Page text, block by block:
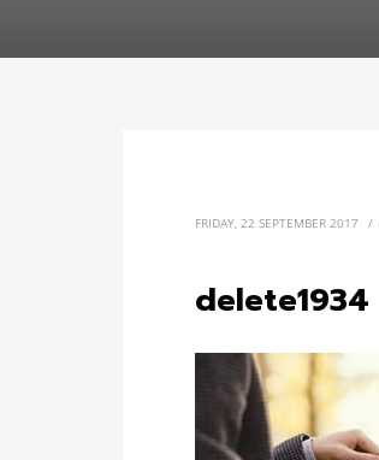
FRIDAY, 22 SEPTEMBER 2017 /
delete1934